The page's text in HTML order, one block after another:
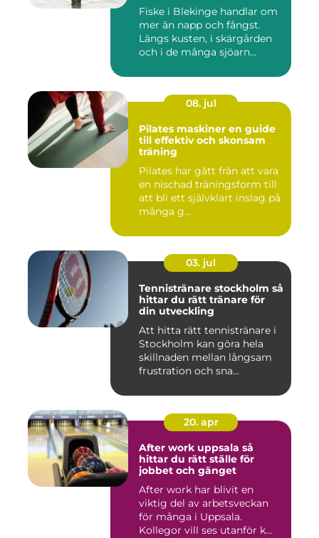
Fiske i Blekinge handlar om
mer än napp och fångst.
Längs kusten, i skärgården
och i de många sjöarn...
08. jul
Pilates maskiner en guide
till effektiv och skonsam
träning
Pilates har gått från att vara
en nischad träningsform till
att bli ett självklart inslag på
många g...
03. jul
Tennistränare stockholm så
hittar du rätt tränare för
din utveckling
Att hitta rätt tennistränare i
Stockholm kan göra hela
skillnaden mellan långsam
frustration och sna...
20. apr
After work uppsala så
hittar du rätt ställe för
jobbet och gänget
After work har blivit en
viktig del av arbetsveckan
för många i Uppsala.
Kollegor vill ses utanför k...